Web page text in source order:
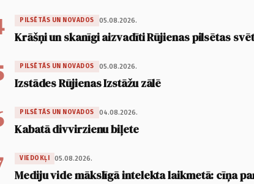
PILSĒTĀS UN NOVADOS 05.08.2026.
Krāšņi un skanīgi aizvadīti Rūjienas pilsētas
PILSĒTĀS UN NOVADOS 05.08.2026.
Izstādes Rūjienas Izstāžu zālē
PILSĒTĀS UN NOVADOS 04.08.2026.
Kabatā divvirzienu biļete
VIEDOKĻI 05.08.2026.
Mediju vide mākslīgā intelekta laikmetā: cīņa